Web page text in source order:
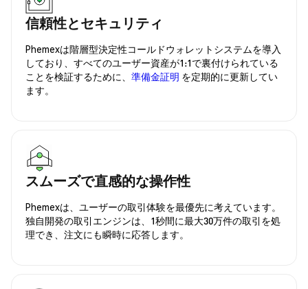
信頼性とセキュリティ
Phemexは階層型決定性コールドウォレットシステムを導入
しており、すべてのユーザー資産が1:1で裏付けられている
ことを検証するために、 準備金証明 を定期的に更新してい
ます。
スムーズで直感的な操作性
Phemexは、ユーザーの取引体験を最優先に考えています。
独自開発の取引エンジンは、1秒間に最大30万件の取引を処
理でき、注文にも瞬時に応答します。